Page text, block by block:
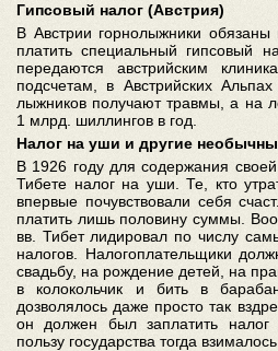
Гипсовый налог (Австрия)
В Австрии горнолыжники
платить специальный гипсовый
передаются австрийским
подсчетам, в Австрийских
лыжников получают травмы, а на
1 млрд. шиллингов в год.
Налог на уши и другие
В 1926 году для содержания
Тибете налог на уши. Те, кто
впервые почувствовали себя
платить лишь половину суммы.
вв. Тибет лидировал по числу
налогов. Налогоплательщики
свадьбу, на рождение детей, на
в колокольчик и бить в
дозволялось даже просто так
он должен был заплатить
пользу государства тогда